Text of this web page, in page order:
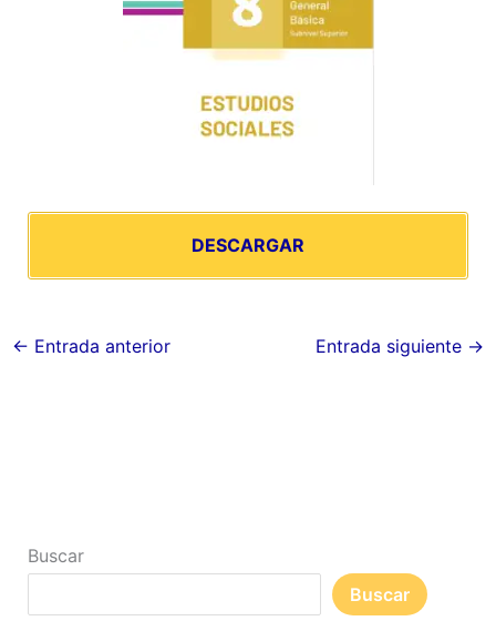
DESCARGAR
← Entrada anterior Entrada siguiente →
Buscar
Buscar